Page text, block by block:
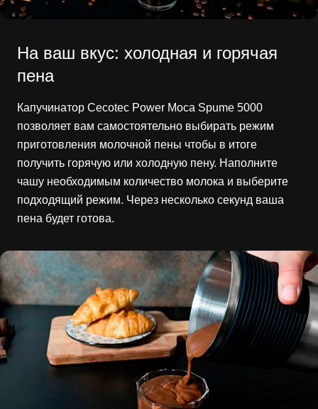
На ваш вкус: холодная и горячая
пена
Капучинатор Cecotec Power Moca Spume 5000
позволяет вам самостоятельно выбирать режим
приготовления молочной пены чтобы в итоге
получить горячую или холодную пену. Наполните
чашу необходимым количество молока и выберите
подходящий режим. Через несколько секунд ваша
пена будет готова.